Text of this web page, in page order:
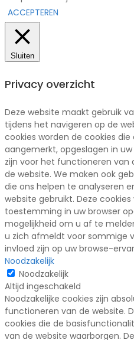
ACCEPTEREN
Sluiten
Privacy overzicht
Deze website maakt gebruik
tijdens het navigeren op de
cookies worden de cookies die
aangemerkt, opgeslagen in
zijn voor het functioneren
de website. We maken ook
die ons helpen te analyseren
website gebruikt. Deze
toestemming in uw browser
mogelijkheid om u af te
u zich afmeldt voor sommige
invloed zijn op uw browse-
Noodzakelijk
Noodzakelijk
Altijd ingeschakeld
Noodzakelijke cookies zijn
functioneren van de website.
cookies die de
van de website waarborgen.